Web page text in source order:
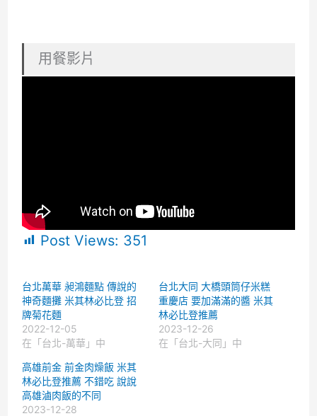
用餐影片
Post Views: 351
台北萬華 昶鴻麵點 傳說的
神奇麵攤 米其林必比登 招
牌菊花麵
2022-12-05
在「台北-萬華」中
台北大同 大橋頭筒仔米糕
重慶店 要加滿滿的醬 米其
林必比登推薦
2023-12-26
在「台北-大同」中
高雄前金 前金肉燥飯 米其
林必比登推薦 不錯吃 說說
高雄滷肉飯的不同
2023-12-28